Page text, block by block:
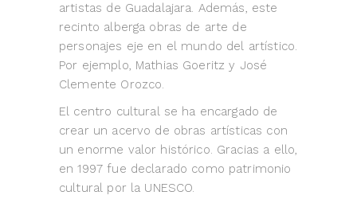
artistas de Guadalajara. Además, este
recinto alberga obras de arte de
personajes eje en el mundo del artístico.
Por ejemplo, Mathias Goeritz y José
Clemente Orozco.
El centro cultural se ha encargado de
crear un acervo de obras artísticas con
un enorme valor histórico. Gracias a ello,
en 1997 fue declarado como patrimonio
cultural por la UNESCO.